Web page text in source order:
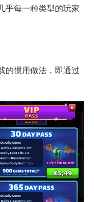
乎每一种类型的玩家
的惯用做法，即通过